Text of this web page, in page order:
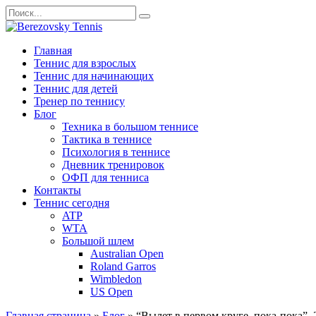
Перейти
к
содержанию
Search
for:
Главная
Теннис для взрослых
Теннис для начинающих
Теннис для детей
Тренер по теннису
Блог
Техника в большом теннисе
Тактика в теннисе
Психология в теннисе
Дневник тренировок
ОФП для тенниса
Контакты
Теннис сегодня
ATP
WTA
Большой шлем
Australian Open
Roland Garros
Wimbledon
US Open